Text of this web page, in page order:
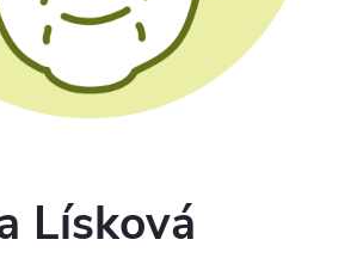
Lísková